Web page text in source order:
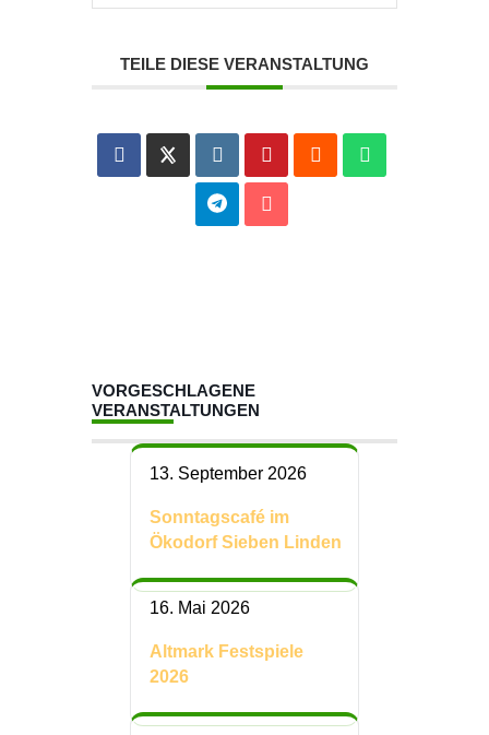
TEILE DIESE VERANSTALTUNG
VORGESCHLAGENE
VERANSTALTUNGEN
13. September 2026
Sonntagscafé im
Ökodorf Sieben Linden
16. Mai 2026
Altmark Festspiele
2026